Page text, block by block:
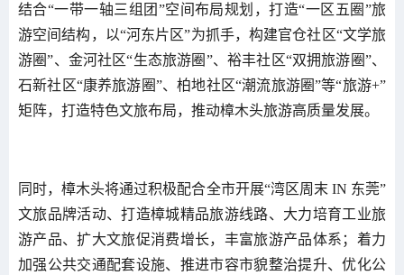
结合“一带一轴三组团”空间布局规划，打造“一区五圈”旅
游空间结构，以“河东片区”为抓手，构建官仓社区“文学旅
游圈”、金河社区“生态旅游圈”、裕丰社区“双拥旅游圈”、
石新社区“康养旅游圈”、柏地社区“潮流旅游圈”等“旅游+”
矩阵，打造特色文旅布局，推动樟木头旅游高质量发展。
同时，樟木头将通过积极配合全市开展“湾区周末 IN 东莞”
文旅品牌活动、打造樟城精品旅游线路、大力培育工业旅
游产品、扩大文旅促消费增长，丰富旅游产品体系；着力
加强公共交通配套设施、推进市容市貌整治提升、优化公